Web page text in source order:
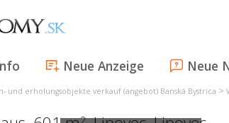
Neue Anzeige Neue
und erholungsobjekte verkauf (angebot) Banská Bystrica >